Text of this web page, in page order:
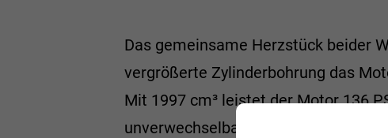
Das gemeinsame Herzstück beider
vergrößerte Zylinderbohrung das
Mit 1997 cm³ leistet der Motor 136
unverwechselbare Kopfstück mit